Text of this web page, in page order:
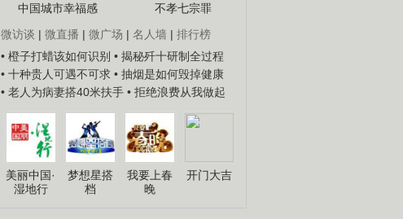
中国城市幸福感
不孝七宗罪
微访谈 | 微直播 | 微广场 | 名人墙 | 排行榜
• 橙子打蜡该如何识别 • 揭秘歼十研制全过程
• 十种贵人可遇不可求 • 抽烟是如何毁掉健康
• 老人为病妻搭40米扶手 • 拒绝浪费从我做起
美丽中国·
湿地行
梦想星搭
档
我要上春
晚
开门大吉